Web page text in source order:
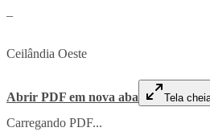
–
Ceilândia Oeste
Abrir PDF em nova aba Tela
Carregando PDF...